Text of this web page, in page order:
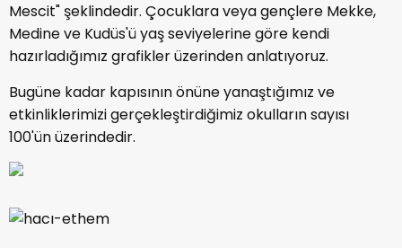
Mescit" şeklindedir. Çocuklara veya gençlere Mekke,
Medine ve Kudüs'ü yaş seviyelerine göre kendi
hazırladığımız grafikler üzerinden anlatıyoruz.
Bugüne kadar kapısının önüne yanaştığımız ve
etkinliklerimizi gerçekleştirdiğimiz okulların sayısı
100'ün üzerindedir.